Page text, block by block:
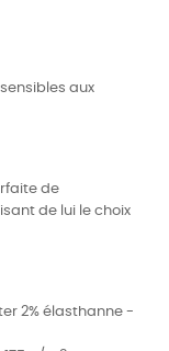
aux
de
de lui le choix
2% élasthanne -